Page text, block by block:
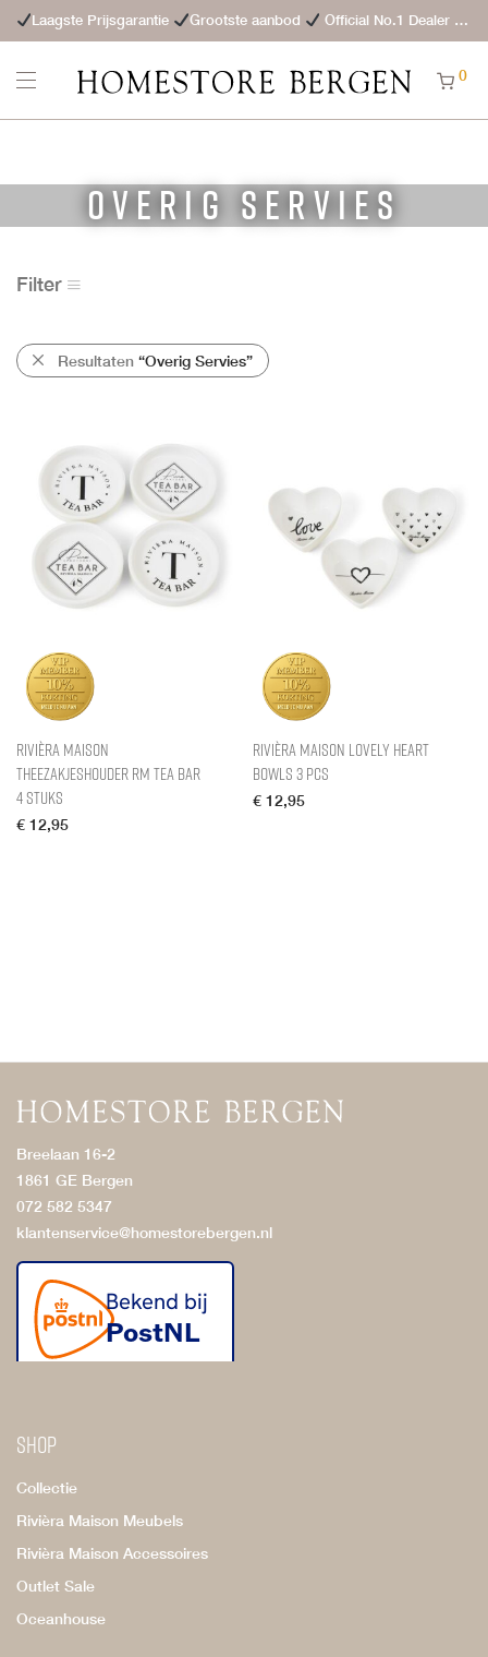
Laagste Prijsgarantie Grootste aanbod Official No.1 Dealer
0
Overig Servies
Filter
Resultaten “Overig Servies”
Rivièra Maison
Theezakjeshouder RM Tea Bar
4 Stuks
€ 12,95
Rivièra Maison Lovely Heart
Bowls 3 pcs
€ 12,95
Breelaan 16-2
1861 GE Bergen
072 582 5347
klantenservice@homestorebergen.nl
Shop
Collectie
Rivièra Maison Meubels
Rivièra Maison Accessoires
Outlet Sale
Oceanhouse